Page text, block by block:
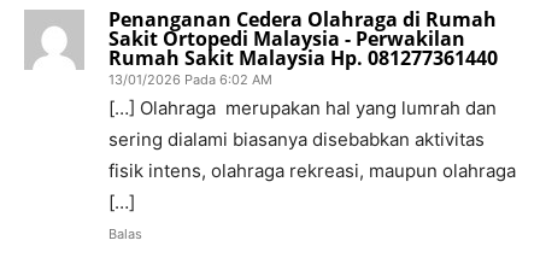
Penanganan Cedera Olahraga di Rumah
Sakit Ortopedi Malaysia - Perwakilan
Rumah Sakit Malaysia Hp. 081277361440
13/01/2026 Pada 6:02 AM
[…] Olahraga merupakan hal yang lumrah dan
sering dialami biasanya disebabkan aktivitas
fisik intens, olahraga rekreasi, maupun olahraga
[…]
Balas